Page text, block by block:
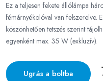
Ez a teljesen fekete állólámpa
fémárnyékolóval van felszerelve.
köszönhetően tetszés szerint
egyenként max. 35 W (exkluzív).
Ugrás a boltba